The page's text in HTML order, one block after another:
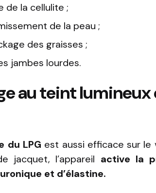
de la cellulite ;
de la peau ;
des graisses ;
jambes lourdes.
au teint
du LPG est aussi efficace sur le
jacquet, l’appareil active la
et d’élastine.